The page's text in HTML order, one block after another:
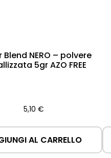
NERO – polvere
5gr AZO FREE
5,10 €
AL CARRELLO